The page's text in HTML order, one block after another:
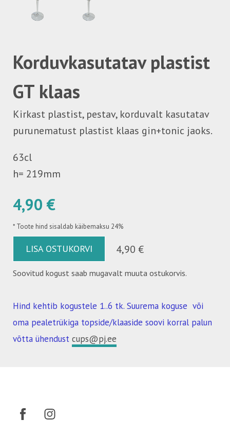
Korduvkasutatav plastist
GT klaas
Kirkast plastist, pestav, korduvalt kasutatav
purunematust plastist klaas gin+tonic jaoks.
63cl
h= 219mm
4,90 €
* Toote hind sisaldab käibemaksu 24%
LISA OSTUKORVI 4,90 €
Soovitud kogust saab mugavalt muuta ostukorvis.
Hind kehtib kogustele 1..6 tk. Suurema koguse või
oma pealetrükiga topside/klaaside soovi korral palun
võtta ühendust cups@pj.ee